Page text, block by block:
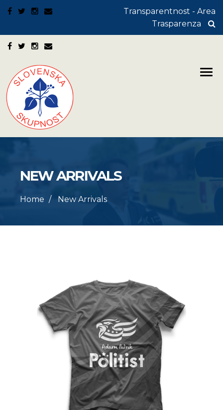
Transparentnost - Area
Trasparenza
NEW ARRIVALS
Home New Arrivals